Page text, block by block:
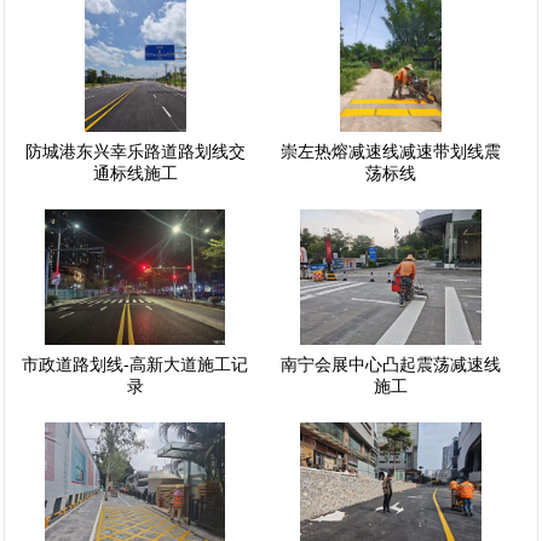
防城港东兴幸乐路道路划线交
通标线施工
崇左热熔减速线减速带划线震
荡标线
市政道路划线-高新大道施工记
录
南宁会展中心凸起震荡减速线
施工